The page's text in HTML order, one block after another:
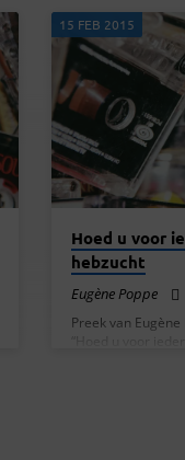
15 FEB 2015
Hoed u voor
hebzucht
Eugène Poppe
Preek van
“Hoed u voor